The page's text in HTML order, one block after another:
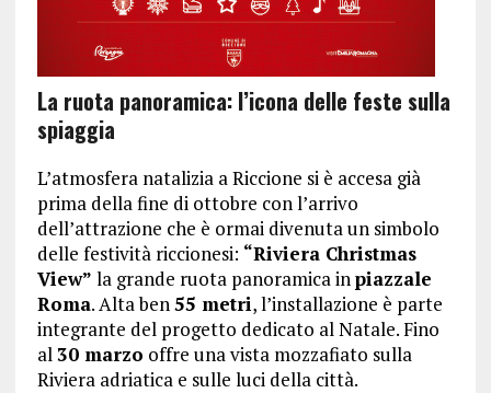
La ruota panoramica: l’icona delle feste sulla
spiaggia
L’atmosfera natalizia a Riccione si è accesa già
prima della fine di ottobre con l’arrivo
dell’attrazione che è ormai divenuta un simbolo
delle festività riccionesi: “Riviera Christmas
View” la grande ruota panoramica in piazzale
Roma. Alta ben 55 metri, l’installazione è parte
integrante del progetto dedicato al Natale. Fino
al 30 marzo offre una vista mozzafiato sulla
Riviera adriatica e sulle luci della città.